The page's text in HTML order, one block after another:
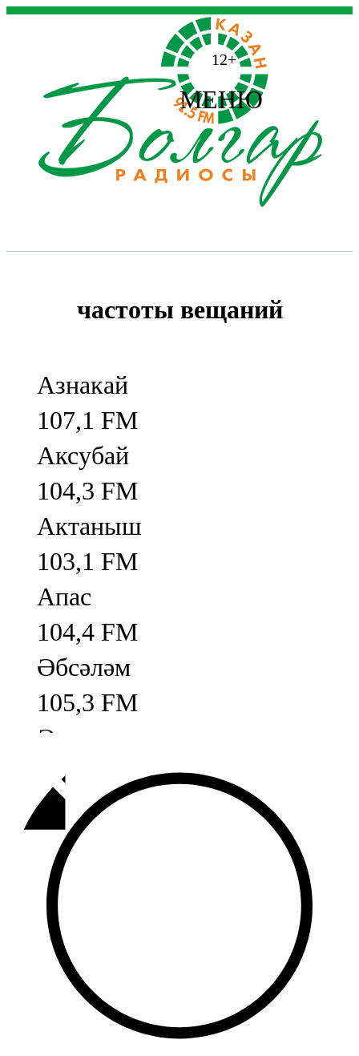
12+
МЕНЮ
частоты вещаний
Азнакай
107,1 FM
Аксубай
104,3 FM
Актаныш
103,1 FM
Апас
104,4 FM
Әбсәләм
105,3 FM
Әлмәт
92,9 FM
Базарлы матак
107,1 FM
Балык бистәсе
104,9 FM
Баулы
107,5 FM
Биләр